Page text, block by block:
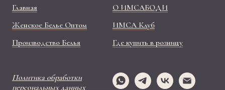
Главная
Женское Белье Оптом
Производство Белья
О ИМСАБОДИ
ИМСА Клуб
Где купить в розницу
Политика обработки
персональных данных